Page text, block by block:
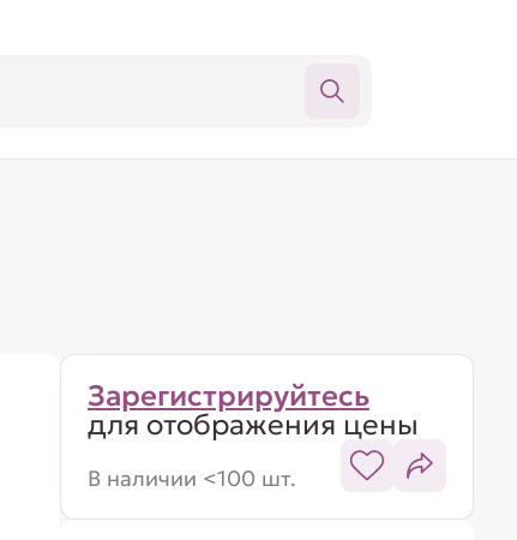
Зарегистрируйтесь
для отображения цены
В наличии <100 шт.